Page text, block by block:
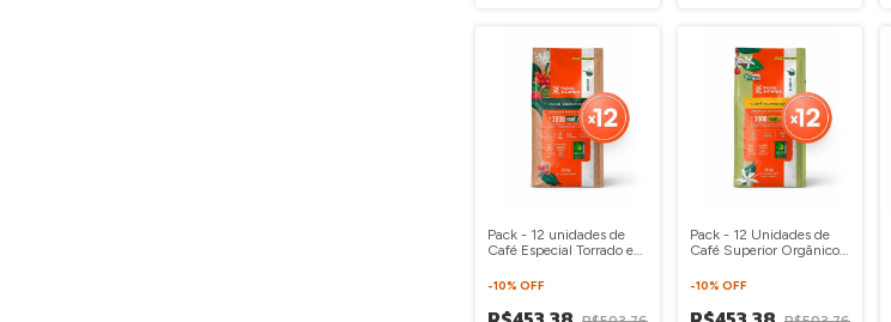
Pack - 12 unidades de
Café Especial Torrado e
-10% OFF
Pack - 12 Unidades de
Café Superior Orgânico
-10% OFF